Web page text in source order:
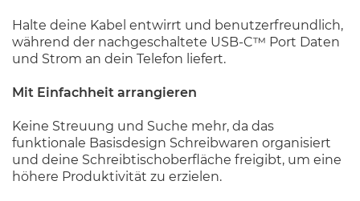
Halte deine Kabel entwirrt und benutzerfreundlich,
während der nachgeschaltete USB-C™ Port Daten
und Strom an dein Telefon liefert.
Mit Einfachheit arrangieren
Keine Streuung und Suche mehr, da das
funktionale Basisdesign Schreibwaren organisiert
und deine Schreibtischoberfläche freigibt, um eine
höhere Produktivität zu erzielen.